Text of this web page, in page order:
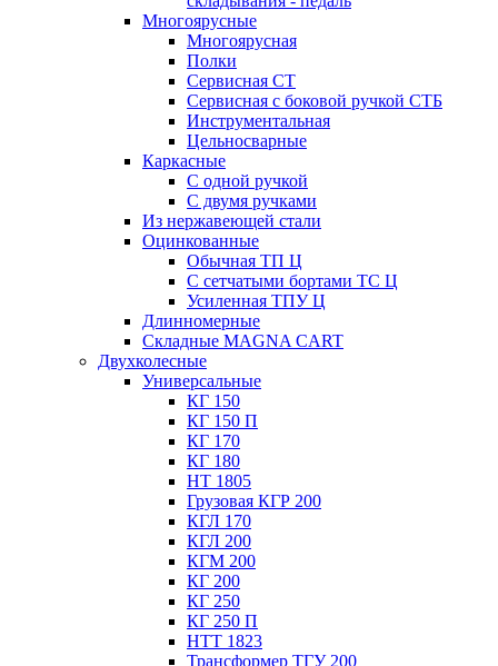
Многоярусные
Многоярусная
Полки
Сервисная СТ
Сервисная с боковой ручкой СТБ
Инструментальная
Цельносварные
Каркасные
С одной ручкой
С двумя ручками
Из нержавеющей стали
Оцинкованные
Обычная ТП Ц
С сетчатыми бортами ТС Ц
Усиленная ТПУ Ц
Длинномерные
Складные MAGNA CART
Двухколесные
Универсальные
КГ 150
КГ 150 П
КГ 170
КГ 180
НТ 1805
Грузовая КГР 200
КГЛ 170
КГЛ 200
КГМ 200
КГ 200
КГ 250
КГ 250 П
НТТ 1823
Трансформер ТГУ 200